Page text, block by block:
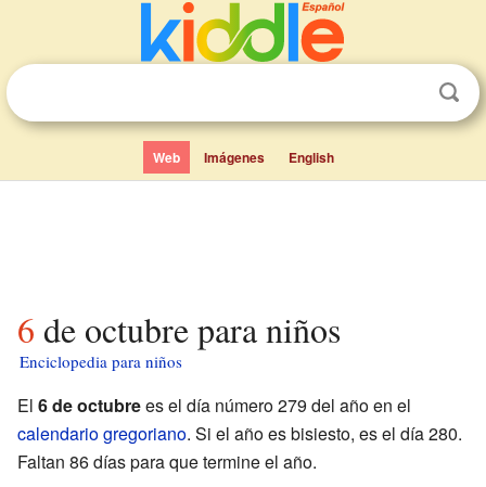
Web Imágenes English
6 de octubre para niños
Enciclopedia para niños
El 6 de octubrees el día número 279 del año en el
calendario gregoriano. Si el año es bisiesto, es el día 280.
Faltan 86 días para que termine el año.